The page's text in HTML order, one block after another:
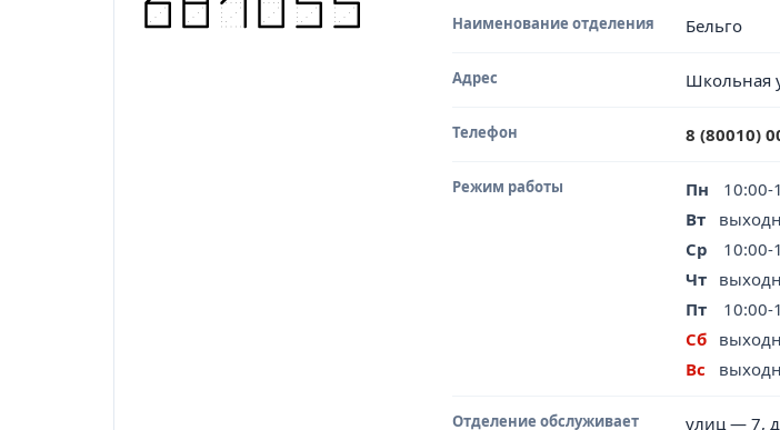
Наименование отделения Бельго
Адрес Школьная
Телефон 8 (80010)
Режим работы Пн 10:00-
Вт
Ср
10:00-
Чт
Пт
10:00-
Сб
Вс
Отделение обслуживает улиц — 7,